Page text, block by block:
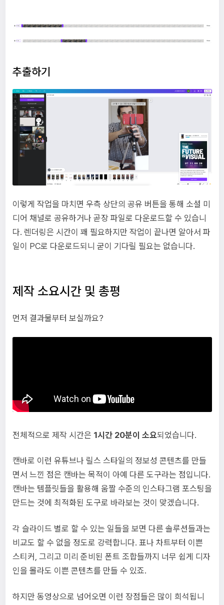
추출하기
이렇게 작업을 마치면 우측 상단의 공유 버튼을 통해 소셜 미
디어 채널로 공유하거나 곧장 파일로 다운로드할 수 있습니
다. 렌더링은 시간이 꽤 필요하지만 작업이 끝나면 알아서 파
일이 PC로 다운로드되니 굳이 기다릴 필요는 없습니다.
제작 소요시간 및 총평
먼저 결과물부터 보실까요?
전체적으로 제작 시간은 1시간 20분이 소요되었습니다.
캔바로 이런 유튜브나 릴스 스타일의 정보성 콘텐츠를 만들
면서 느낀 점은 캔바는 목적이 아예 다른 도구라는 점입니다.
캔바는 템플릿들을 활용해 움짤 수준의 인스타그램 포스팅을
만드는 것에 최적화된 도구로 바라보는 것이 맞겠습니다.
각 슬라이드 별로 할 수 있는 일들을 보면 다른 솔루션들과는
비교도 할 수 없을 정도로 강력합니다. 표나 차트부터 이쁜
스티커, 그리고 미리 준비된 폰트 조합들까지 너무 쉽게 디자
인을 몰라도 이쁜 콘텐츠를 만들 수 있죠.
하지만 동영상으로 넘어오면 이런 장점들은 많이 희석됩니